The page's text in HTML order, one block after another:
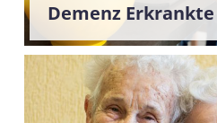
Demenz Erkrankte